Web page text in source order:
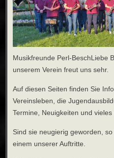
Musikfreunde Perl-BeschLiebe
unserem Verein freut uns sehr.
Auf diesen Seiten finden Sie
Vereinsleben, die
Termine, Neuigkeiten und vieles
Sind sie neugierig geworden,
einem unserer Auftritte.